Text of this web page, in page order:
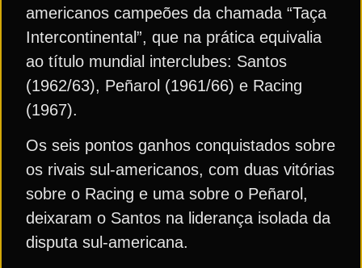
americanos campeões da chamada “Taça
Intercontinental”, que na prática equivalia
ao título mundial interclubes: Santos
(1962/63), Peñarol (1961/66) e Racing
(1967).
Os seis pontos ganhos conquistados sobre
os rivais sul-americanos, com duas vitórias
sobre o Racing e uma sobre o Peñarol,
deixaram o Santos na liderança isolada da
disputa sul-americana.